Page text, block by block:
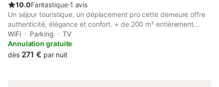
10.0Fantastique⋅1 avis
Un séjour touristique, un déplacement pro cette demeure offre
authenticité, élégance et confort. + de 200 m² entièrement
privatisés Niveau 1 : Vaste salon Cuisine entièrement équipée
Chambre 1 avec lit 140x190 Chambre 2avec lit 140x190
Chambre 3 avec lit 90x190 Salle de bain WC Niveau 2 : Vaste
WiFi Parking
TV
Annulation gratuite
dès 271 € par nuit